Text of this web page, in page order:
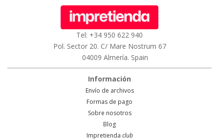
Tel: +34 950 622 940
Pol. Sector 20. C/ Mare Nostrum 67
04009 Almería. Spain
Información
Envío de archivos
Formas de pago
Sobre nosotros
Blog
Impretienda club